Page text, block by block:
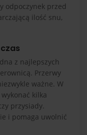
odpoczynek przed
ilość snu,
z najlepszych
Przerwy
ważne. W
kilka
przysiady.
i pomaga uwolnić